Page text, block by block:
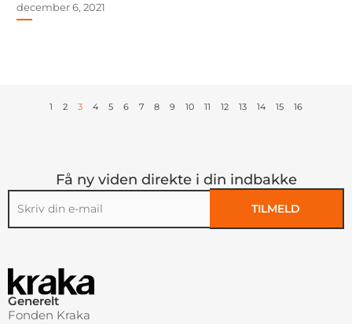
december 6, 2021
1 2 3 4 5 6 7 8 9 10 11 12 13 14 15 16
Få ny viden direkte i din indbakke
TILMELD
Generelt
Fonden Kraka